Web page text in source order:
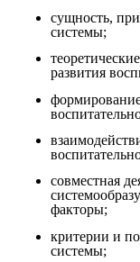
сущность,
системы;
развития
совместная
факторы;
критерии и
системы;